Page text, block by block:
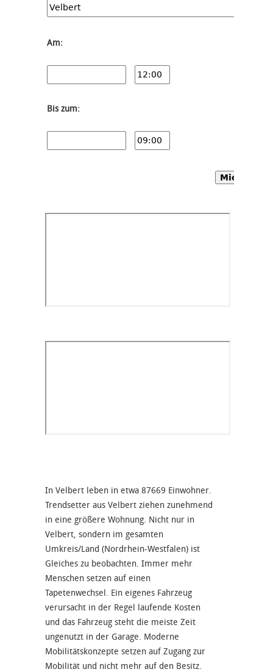
Am:
Bis zum:
In Velbert leben in etwa 87669 Einwohner.
Trendsetter aus Velbert ziehen zunehmend
in eine größere Wohnung. Nicht nur in
Velbert, sondern im gesamten
Umkreis/Land (Nordrhein-Westfalen) ist
Gleiches zu beobachten. Immer mehr
Menschen setzen auf einen
Tapetenwechsel. Ein eigenes Fahrzeug
verursacht in der Regel laufende Kosten
und das Fahrzeug steht die meiste Zeit
ungenutzt in der Garage. Moderne
Mobilitätskonzepte setzen auf Zugang zur
Mobilität und nicht mehr auf den Besitz.